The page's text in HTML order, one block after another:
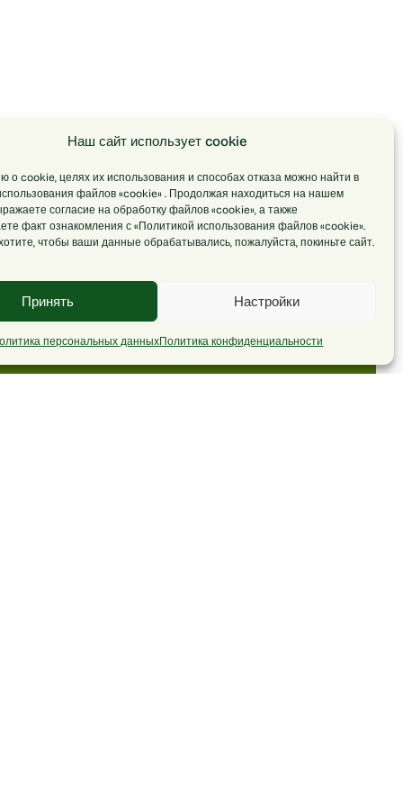
Наш сайт использует cookie
о cookie, целях их использования и способах отказа можно найти в
файлов «cookie» . Продолжая находиться на нашем
согласие на обработку файлов «cookie», а также
факт ознакомления с «Политикой использования файлов «cookie».
чтобы ваши данные обрабатывались, пожалуйста, покиньте сайт.
Принять Настройки
персональных данныхПолитика конфиденциальности